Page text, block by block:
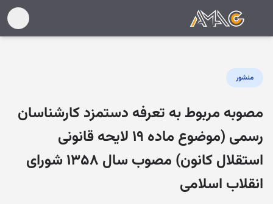
منشور
مصوبه مربوط به تعرفه دستمزد کارشناسان
رسمی (موضوع ماده ۱۹ لایحه قانونی
استقلال کانون) مصوب سال ۱۳۵۸ شورای
انقلاب اسلامی